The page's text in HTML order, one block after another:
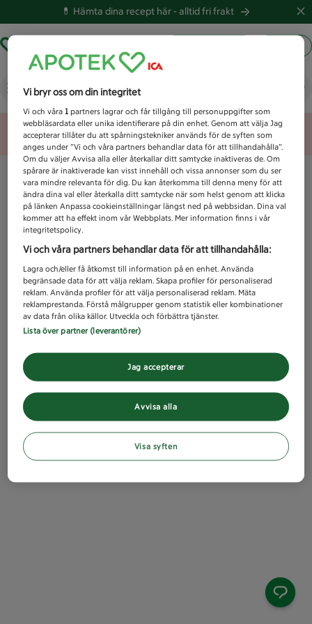
💊 Hämta dina recept här -alltid fri frakt
Vad letar du efter idag?
Unknown error
Vi bryr oss om din integritet
Vi och våra1 partners lagrar och får tillgång till personuppgifter som
webbläsardata eller unika identifierare på din enhet. Genom att välja Jag
accepterar tillåter du att spårningstekniker används för de syften som
anges under ”Vi och våra partners behandlar data för att tillhandahålla”.
Om du väljer Avvisa alla eller återkallar ditt samtycke inaktiveras de. Om
spårare är inaktiverade kan visst innehåll och vissa annonser som du ser
vara mindre relevanta för dig. Du kan återkomma till denna meny för att
ändra dina val eller återkalla ditt samtycke när som helst genom att klicka
på länken Anpassa cookieinställningar längst ned på webbsidan. Dina val
kommer att ha effekt inom vår Webbplats. Mer information finns i vår
integritetspolicy.
Vi och våra partners behandlar data för att tillhandahålla:
Lagra och/eller få åtkomst till information på en enhet. Använda
begränsade data för att välja reklam. Skapa profiler för personaliserad
reklam. Använda profiler för att välja personaliserad reklam. Mäta
reklamprestanda. Förstå målgrupper genom statistik eller kombinationer
av data från olika källor. Utveckla och förbättra tjänster.
Lista över partner (leverantörer)
Avvisa alla
Jag accepterar
Visa syften